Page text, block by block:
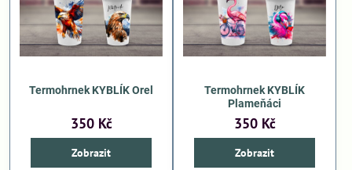
Termohrnek KYBLÍK Orel
350 Kč
Zobrazit
Termohrnek KYBLÍK
Plameňáci
350 Kč
Zobrazit